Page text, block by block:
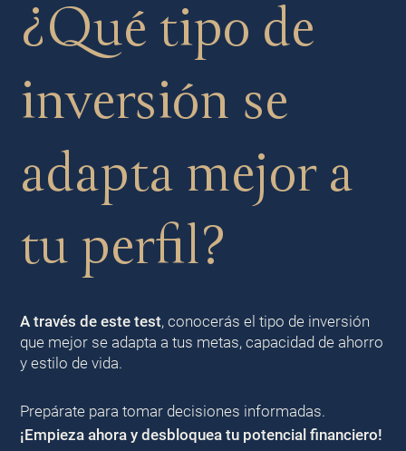
¿Qué tipo de
inversión se
adapta mejor a
tu perfil?
A través de este test, conocerás el tipo de inversión
que mejor se adapta a tus metas, capacidad de ahorro
y estilo de vida.
Prepárate para tomar decisiones informadas.
¡Empieza ahora y desbloquea tu potencial financiero!